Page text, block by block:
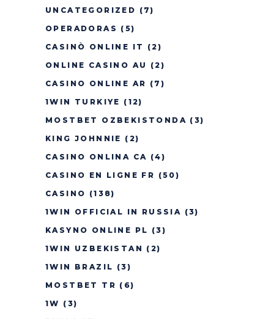
UNCATEGORIZED (7)
OPERADORAS (5)
CASINÒ ONLINE IT
(2)
ONLINE CASINO AU
(2)
CASINO ONLINE AR (7)
1WIN TURKIYE (12)
MOSTBET OZBEKISTONDA (3)
KING JOHNNIE (2)
CASINO ONLINA CA (4)
CASINO EN LIGNE FR (50)
CASINO (138)
1WIN OFFICIAL IN RUSSIA (3)
KASYNO ONLINE PL (3)
1WIN UZBEKISTAN (2)
1WIN BRAZIL (3)
MOSTBET TR (6)
1W (3)